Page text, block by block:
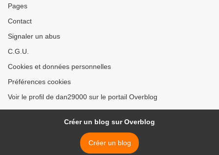
Pages
Contact
Signaler un abus
C.G.U.
Cookies et données personnelles
Préférences cookies
Voir le profil de dan29000 sur le portail Overblog
Créer un blog sur Overblog
Créer un blog